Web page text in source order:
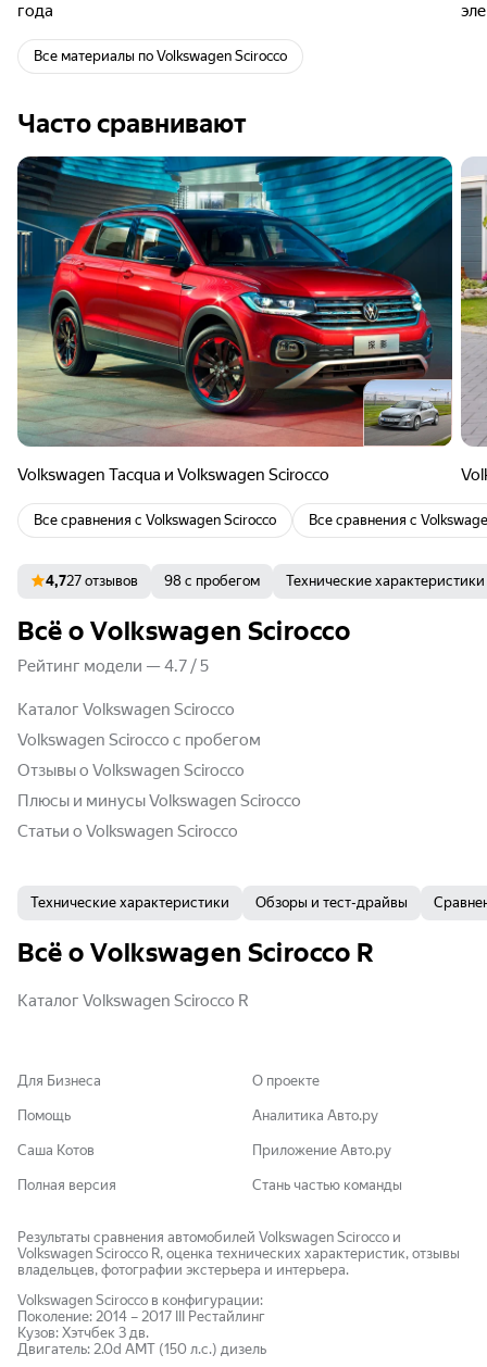
года
Все материалы по Volkswagen Scirocco
Часто сравнивают
Volkswagen Tacqua и Volkswagen Scirocco
Все сравнения с Volkswagen Scirocco Все сравнения с
4,727 отзывов 98 с пробегом Технические характеристики
Всё о Volkswagen Scirocco
Рейтинг модели —4.7 /5
Каталог Volkswagen Scirocco
Volkswagen Scirocco с пробегом
Отзывы о Volkswagen Scirocco
Плюсы и минусы Volkswagen Scirocco
Статьи о Volkswagen Scirocco
Технические характеристики Обзоры и тест-драйвы
Всё о Volkswagen Scirocco R
Каталог Volkswagen Scirocco R
Для Бизнеса О проекте
Помощь Аналитика Авто.ру
Саша Котов Приложение Авто.ру
Полная версия Стань частью команды
Результаты сравнения автомобилей Volkswagen Scirocco и
Volkswagen Scirocco R, оценка технических характеристик, отзывы
владельцев, фотографии экстерьера и интерьера.
Volkswagen Scirocco в конфигурации:
Поколение: 2014 – 2017 III Рестайлинг
Кузов: Хэтчбек 3 дв.
Двигатель: 2.0d AMT (150 л.с.) дизель